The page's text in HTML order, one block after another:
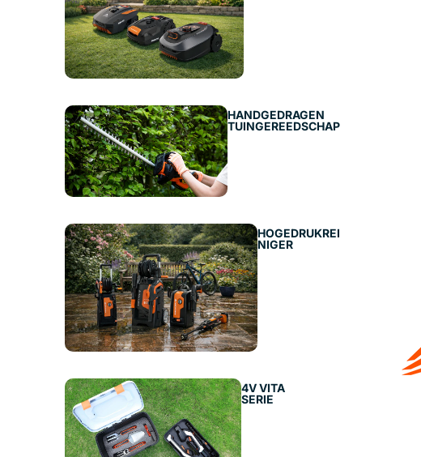
HANDGEDRAGEN
TUINGEREEDSCHAP
HOGEDRUKREI
NIGER
4V VITA
SERIE